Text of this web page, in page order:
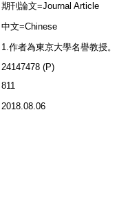
期刊論文=Journal Article
中文=Chinese
1.作者為東京大學名譽教授。
24147478 (P)
811
2018.08.06